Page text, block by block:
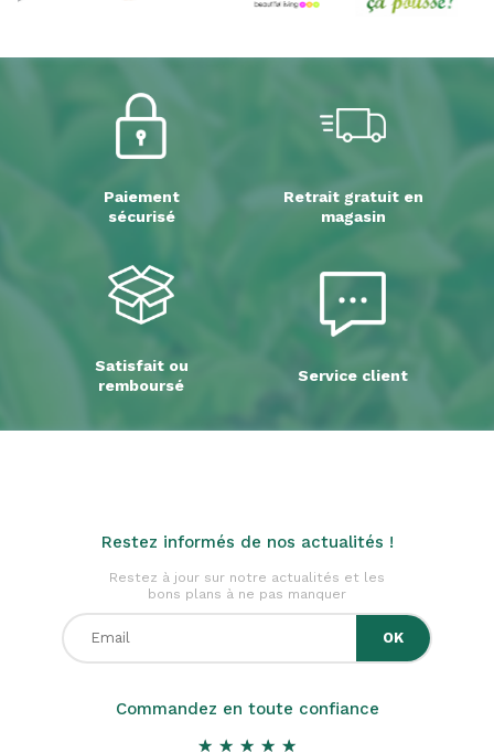
Paiement
sécurisé
Retrait gratuit en
magasin
Satisfait ou
remboursé
Service client
Restez informés de nos actualités !
Restez à jour sur notre actualités et les
bons plans à ne pas manquer
Commandez en toute confiance
★ ★ ★ ★ ★
★ ★ ★ ★ ★